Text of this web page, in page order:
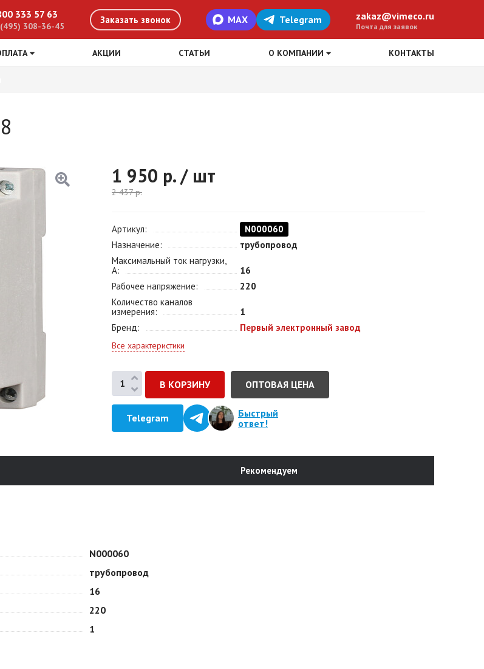
333 57 63
308-36-45
Заказать звонок MAX Telegram zakaz@vimeco.ru
Почта для заявок
АКЦИИ СТАТЬИ О КОМПАНИИ КОНТАКТЫ
1 950 р. / шт
2 437р.
Артикул
N000060
Назначение
трубопровод
Максимальный ток нагрузки,
А
16
Рабочее напряжение
220
Количество каналов
измерения
1
Бренд
Первый электронный завод
Все характеристики
ОПТОВАЯ ЦЕНА
Telegram
Быстрый
ответ!
Рекомендуем
N000060
трубопровод
16
220
1